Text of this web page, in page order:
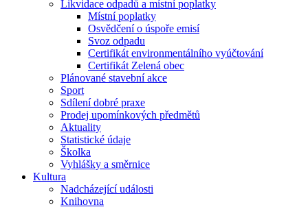
Likvidace odpadů a místní poplatky
Místní poplatky
Osvědčení o úspoře emisí
Svoz odpadu
Certifikát environmentálního vyúčtování
Certifikát Zelená obec
Plánované stavební akce
Sport
Sdílení dobré praxe
Prodej upomínkových předmětů
Aktuality
Statistické údaje
Školka
Vyhlášky a směrnice
Kultura
Nadcházející události
Knihovna